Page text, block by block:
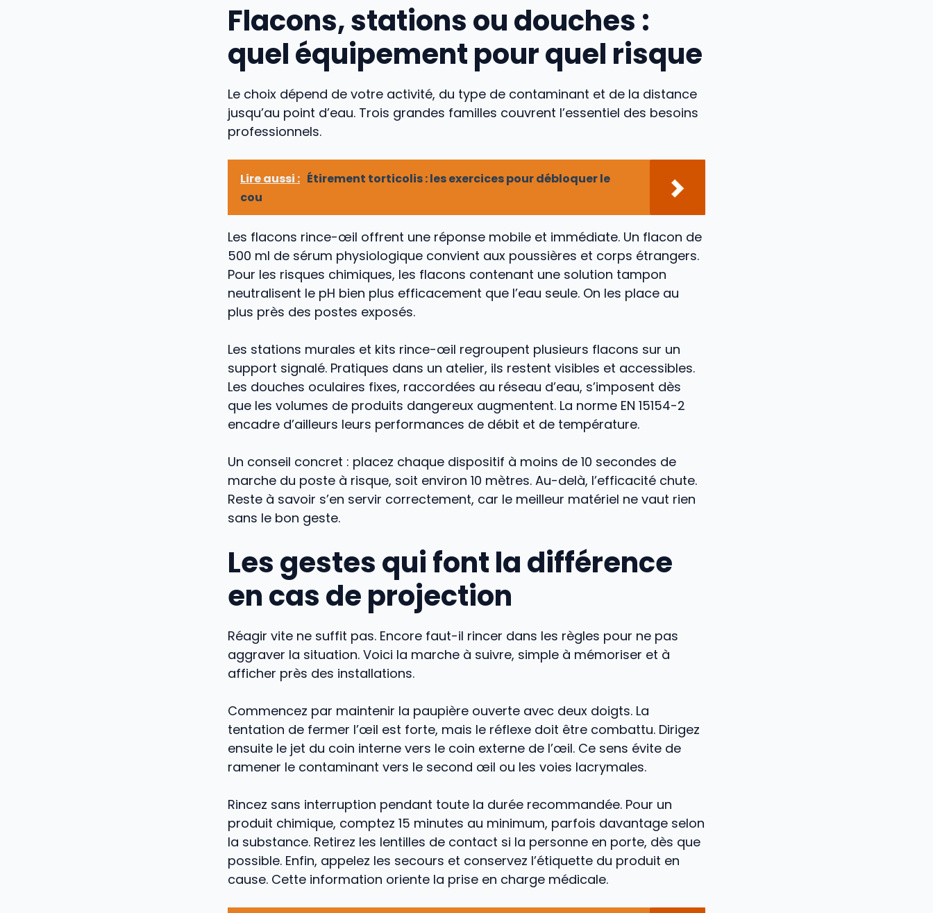
Flacons, stations ou douches :
quel équipement pour quel risque
Le choix dépend de votre activité, du type de contaminant et de la distance
jusqu’au point d’eau. Trois grandes familles couvrent l’essentiel des besoins
professionnels.
Lire aussi : Étirement torticolis : les exercices pour débloquer le
cou
Les flacons rince-œil offrent une réponse mobile et immédiate. Un flacon de
500 ml de sérum physiologique convient aux poussières et corps étrangers.
Pour les risques chimiques, les flacons contenant une solution tampon
neutralisent le pH bien plus efficacement que l’eau seule. On les place au
plus près des postes exposés.
Les stations murales et kits rince-œil regroupent plusieurs flacons sur un
support signalé. Pratiques dans un atelier, ils restent visibles et accessibles.
Les douches oculaires fixes, raccordées au réseau d’eau, s’imposent dès
que les volumes de produits dangereux augmentent. La norme EN 15154-2
encadre d’ailleurs leurs performances de débit et de température.
Un conseil concret : placez chaque dispositif à moins de 10 secondes de
marche du poste à risque, soit environ 10 mètres. Au-delà, l’efficacité chute.
Reste à savoir s’en servir correctement, car le meilleur matériel ne vaut rien
sans le bon geste.
Les gestes qui font la différence
en cas de projection
Réagir vite ne suffit pas. Encore faut-il rincer dans les règles pour ne pas
aggraver la situation. Voici la marche à suivre, simple à mémoriser et à
afficher près des installations.
Commencez par maintenir la paupière ouverte avec deux doigts. La
tentation de fermer l’œil est forte, mais le réflexe doit être combattu. Dirigez
ensuite le jet du coin interne vers le coin externe de l’œil. Ce sens évite de
ramener le contaminant vers le second œil ou les voies lacrymales.
Rincez sans interruption pendant toute la durée recommandée. Pour un
produit chimique, comptez 15 minutes au minimum, parfois davantage selon
la substance. Retirez les lentilles de contact si la personne en porte, dès que
possible. Enfin, appelez les secours et conservez l’étiquette du produit en
cause. Cette information oriente la prise en charge médicale.